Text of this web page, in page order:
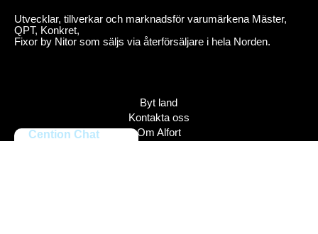
Utvecklar, tillverkar och marknadsför varumärkena Mäster,
QPT, Konkret,
Fixor by Nitor som säljs via återförsäljare i hela Norden.
Byt land
Kontakta oss
Om Alfort
Cention Chat